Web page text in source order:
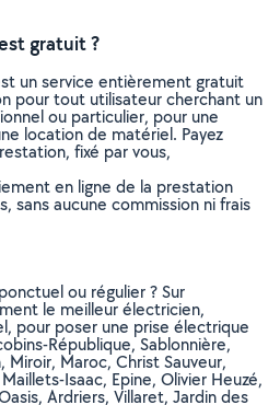
gratuit ?
un service entièrement gratuit
pour tout utilisateur cherchant un
ou particulier, pour une
location de matériel. Payez
fixé par vous,
en ligne de la prestation
sans aucune commission ni frais
ou régulier ? Sur
le meilleur électricien,
pour poser une prise électrique
République, Sablonnière,
Maroc, Christ Sauveur,
Isaac, Epine, Olivier Heuzé,
Ardriers, Villaret, Jardin des